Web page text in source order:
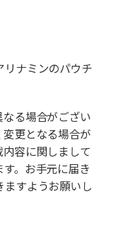
リナミンのパウチ
る場合がござい
更となる場合が
容に関しまして
。お手元に届き
ますようお願いし